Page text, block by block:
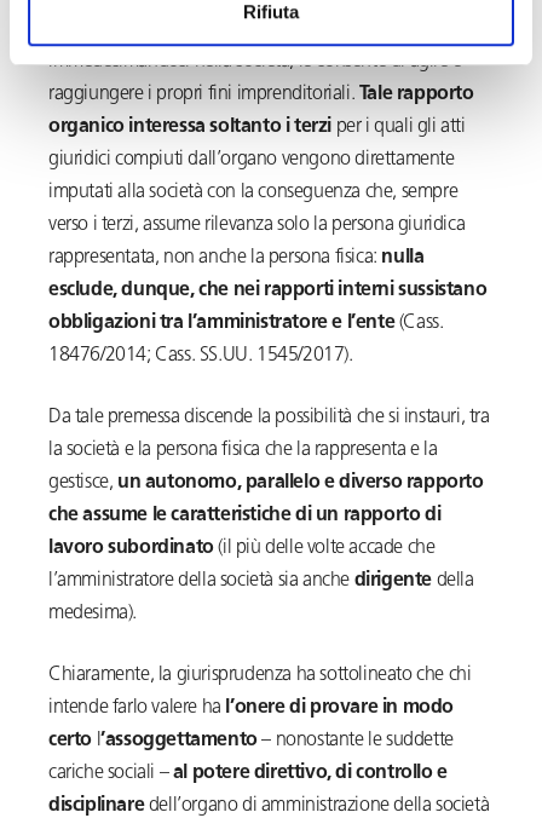
Rifiuta
immedesimandosi nella società, le consente di agire e
raggiungere i propri fini imprenditoriali.
Tale rapporto
organico interessa soltanto i terzi per i quali gli atti
giuridici compiuti dall’organo vengono direttamente
imputati alla società con la conseguenza che, sempre
verso i terzi, assume rilevanza solo la persona giuridica
rappresentata, non anche la persona fisica: nulla
esclude, dunque, che nei rapporti interni sussistano
obbligazioni tra l’amministratore e l’ente(Cass.
18476/2014; Cass. SS.UU. 1545/2017).
Da tale premessa discende la possibilità che si instauri, tra
la società e la persona fisica che la rappresenta e la
gestisce, un autonomo, parallelo e diverso rapporto
che assume le caratteristiche di un rapporto di
lavoro subordinato(il più delle volte accade che
l’amministratore della società sia anche dirigente della
medesima).
Chiaramente, la giurisprudenza ha sottolineato che chi
intende farlo valere ha l’onere di provare in modo
certo l’assoggettamento– nonostante le suddette
cariche sociali –al potere direttivo, di controllo e
disciplinaredell’organo di amministrazione della società